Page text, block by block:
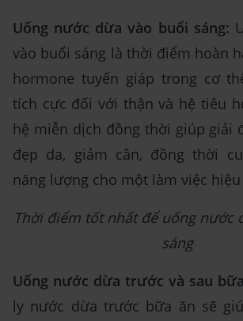
Uống nước dừa vào buổi sáng:
vào buổi sáng là thời điểm hoàn
hormone tuyến giáp trong cơ
tích cực đối với thận và hệ tiêu
hệ miễn dịch đồng thời giúp giải
đẹp da, giảm cân, đồng thời
năng lượng cho một làm việc hiệu
Thời điểm tốt nhất để uống nước
sáng
Uống nước dừa trước và sau
ly nước dừa trước bữa ăn sẽ